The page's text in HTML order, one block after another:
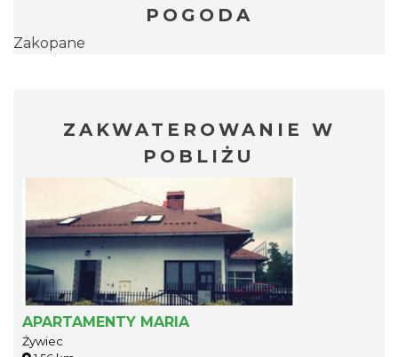
POGODA
Zakopane
ZAKWATEROWANIE W
POBLIŻU
APARTAMENTY MARIA
Żywiec